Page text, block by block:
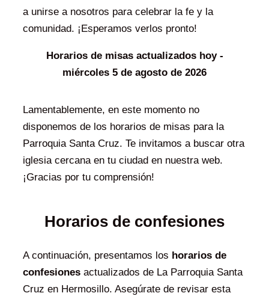
a unirse a nosotros para celebrar la fe y la
comunidad. ¡Esperamos verlos pronto!
Horarios de misas actualizados hoy -
miércoles 5 de agosto de 2026
Lamentablemente, en este momento no
disponemos de los horarios de misas para la
Parroquia Santa Cruz. Te invitamos a buscar otra
iglesia cercana en tu ciudad en nuestra web.
¡Gracias por tu comprensión!
Horarios de confesiones
A continuación, presentamos los horarios de
confesiones actualizados de La Parroquia Santa
Cruz en Hermosillo. Asegúrate de revisar esta